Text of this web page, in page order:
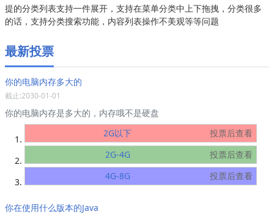
提的分类列表支持一件展开，支持在菜单分类中上下拖拽，分类很多
的话，支持分类搜索功能，内容列表操作不美观等等问题
最新投票
你的电脑内存多大的
截止:2030-01-01
你的电脑内存是多大的，内存哦不是硬盘
2G以下
投票后查看
2G-4G
投票后查看
4G-8G
投票后查看
你在使用什么版本的Java